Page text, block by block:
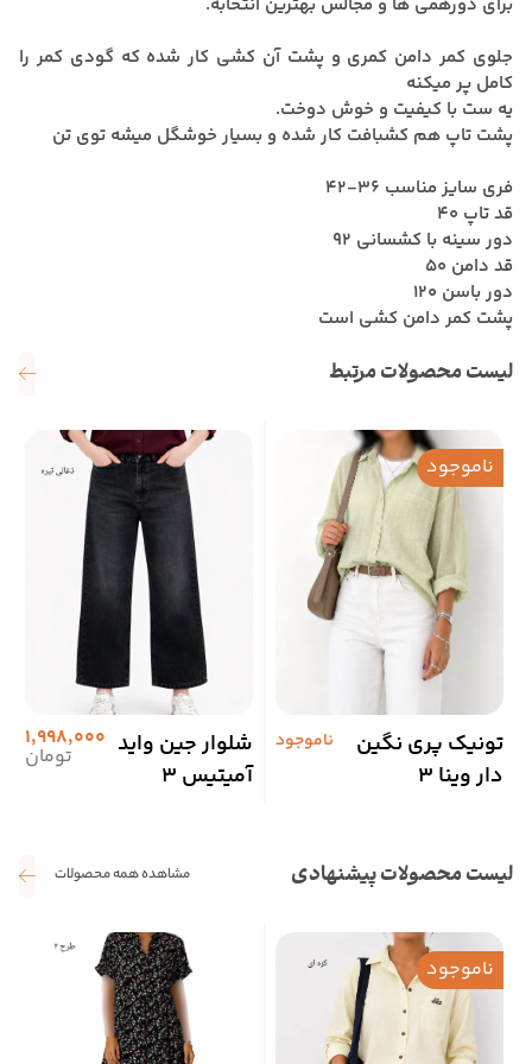
جلوی کمر دامن کمری و پشت آن کشی کار شده که گودی کمر را
کامل پر میکنه
یه ست با کیفیت و خوش دوخت.
پشت تاپ هم کشبافت کار شده و بسیار خوشگل میشه توی تن
فری سایز مناسب 36-42
قد تاپ 40
دور سینه با کشسانی 92
قد دامن 50
دور باسن 120
پشت کمر دامن کشی است
لیست محصولات مرتبط
ناموجود
تونیک پری نگین
دار وینا 3
ناموجود
شلوار جین واید
آمیتیس 3
1,998,000
تومان
لیست محصولات پیشنهادی مشاهده همه محصولات
ناموجود